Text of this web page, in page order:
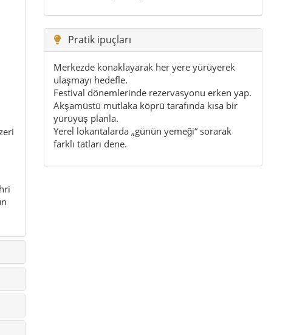
Pratik ipuçları
Merkezde konaklayarak her yere yürüyerek
ulaşmayı hedefle.
Festival dönemlerinde rezervasyonu erken yap.
Akşamüstü mutlaka köprü tarafında kısa bir
yürüyüş planla.
Yerel lokantalarda „günün yemeği“ sorarak
farklı tatları dene.